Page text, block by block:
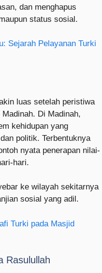
dan menghapus
status sosial.
Sejarah Pelayanan Turki
luas setelah peristiwa
Di Madinah,
kehidupan yang
politik. Terbentuknya
nyata penerapan nilai-
hari.
ke wilayah sekitarnya
sosial yang adil.
Turki pada Masjid
Rasulullah